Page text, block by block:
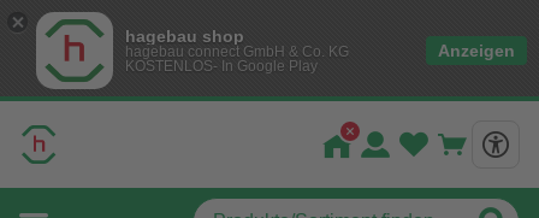
hagebau shop
hagebau connect GmbH & Co. KG
KOSTENLOS- In Google Play
Anzeigen